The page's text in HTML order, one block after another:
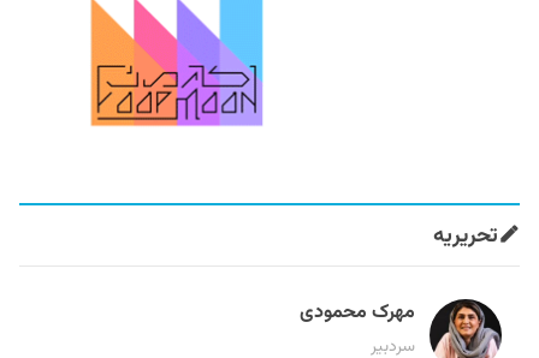
تحریریه
مهرک محمودی
سردبیر